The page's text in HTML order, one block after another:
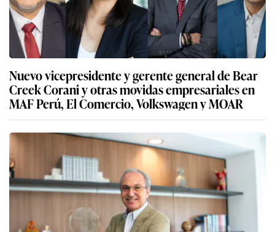
Nuevo vicepresidente y gerente general de Bear
Creek Corani y otras movidas empresariales en
MAF Perú, El Comercio, Volkswagen y MOAR